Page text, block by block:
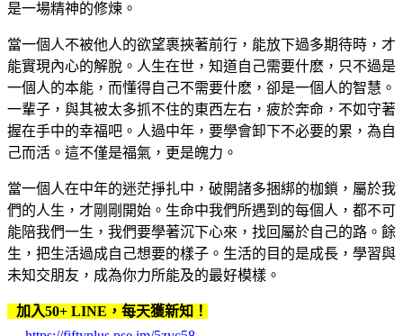
是一場精神的修煉。
當一個人不被他人的欲望裹挾著前行，能放下過多期待時，才
能實現內心的解脫。人生在世，知道自己需要什麽，只不過是
一個人的本能，而懂得自己不需要什麽，卻是一個人的智慧。
一輩子，與其被太多抓不住的東西左右，疲於奔命，不如守著
握在手中的幸福吧。人過中年，要學會卸下不必要的累，為自
己而活。這不僅是福氣，更是魄力。
當一個人在中年的迷茫掙扎中，破開諸多捆綁的枷鎖，屬於我
們的人生，才剛剛開始。生命中我們所遇到的每個人，都不可
能陪我們一生，我們要學著沉下心來，找回屬於自己的路。餘
生，把生活過成自己想要的樣子。生活的目的是成長，學習與
未知交朋友，成為你力所能及的最好模樣。
加入50+ LINE，每天獲新知！